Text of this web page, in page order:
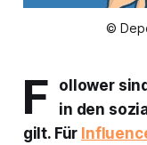
©
F
ollower
in den
gilt. Für